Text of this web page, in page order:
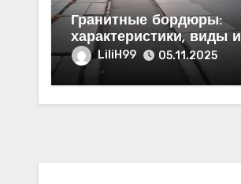
Гранитные бордюры:
характеристики, виды и
области применения
LiliH99 05.11.2025